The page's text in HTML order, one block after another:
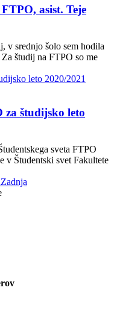
asist. Teje
v srednjo šolo sem hodila
študij na FTPO so me
za študijsko leto
sveta FTPO
v Študentski svet Fakultete
Zadnja